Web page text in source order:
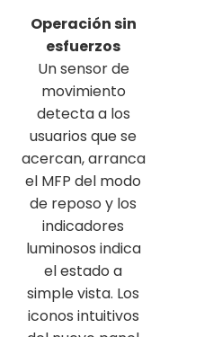
Operación sin
esfuerzos
Un sensor de
movimiento
detecta a los
usuarios que se
acercan, arranca
el MFP del modo
de reposo y los
indicadores
luminosos indica
el estado a
simple vista. Los
iconos intuitivos